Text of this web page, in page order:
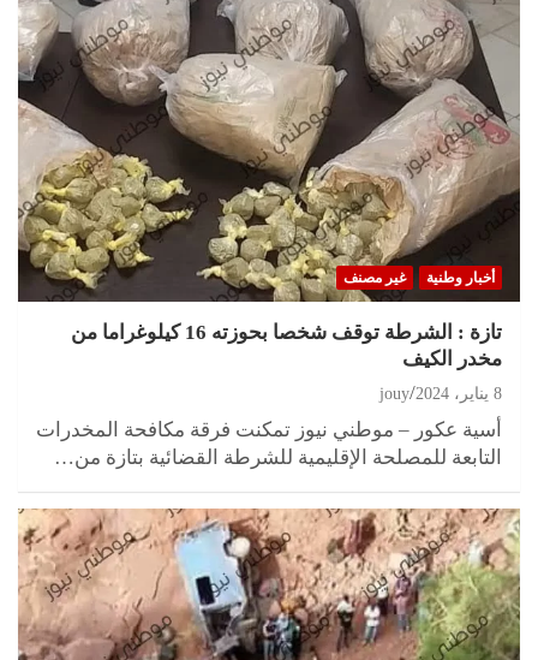
أخبار وطنية غير مصنف
تازة : الشرطة توقف شخصا بحوزته 16 كيلوغراما من
مخدر الكيف
8 يناير، 2024 jouy
أسية عكور – موطني نيوز تمكنت فرقة مكافحة المخدرات
التابعة للمصلحة الإقليمية للشرطة القضائية بتازة من…